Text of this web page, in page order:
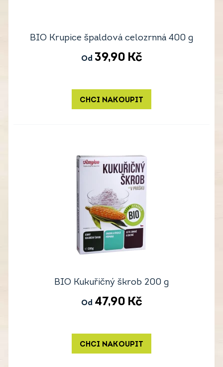
BIO Krupice špaldová celozrnná 400 g
Od 39,90 Kč
CHCI NAKOUPIT
BIO Kukuřičný škrob 200 g
Od 47,90 Kč
CHCI NAKOUPIT